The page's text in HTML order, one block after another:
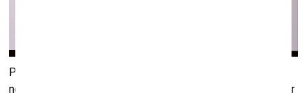
Pārlecot daudziem bezgala interesantiem mūzikas
nogriežņiem un detaļām, nonākam pie zelta griezuma, kur ar